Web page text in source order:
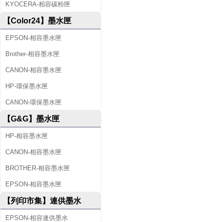
KYOCERA-相容碳粉匣
【Color24】墨水匣
EPSON-相容墨水匣
Brother-相容墨水匣
CANON-相容墨水匣
HP-環保墨水匣
CANON-環保墨水匣
【G&G】墨水匣
HP-相容墨水匣
CANON-相容墨水匣
BROTHER-相容墨水匣
EPSON-相容墨水匣
【列印市集】連供墨水
EPSON-相容連供墨水